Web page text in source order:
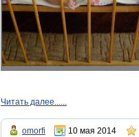
Читать далее......
omorfi 10 мая 2014